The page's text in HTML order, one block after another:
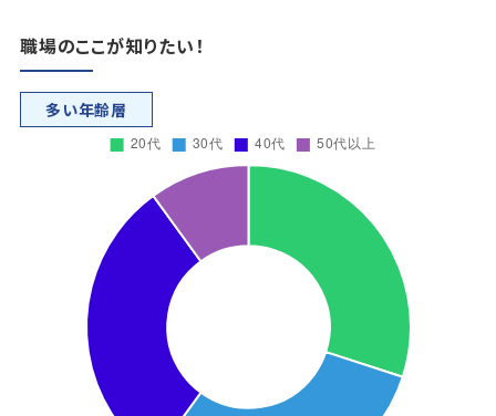
職場のここが知りたい！
多い年齢層